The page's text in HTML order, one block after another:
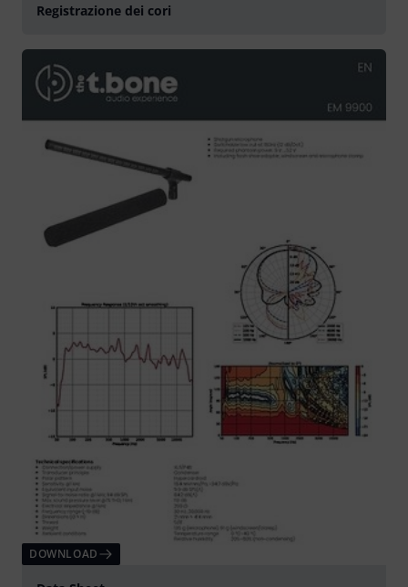
Registrazione dei cori
DOWNLOAD